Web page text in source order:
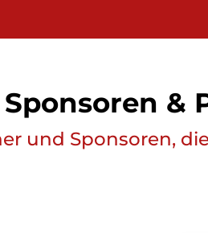
Sponsoren &
und Sponsoren,